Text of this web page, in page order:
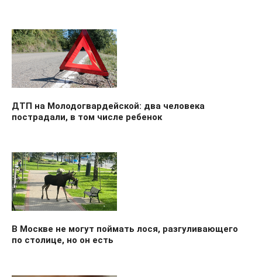
ДТП на Молодогвардейской: два человека
пострадали, в том числе ребенок
В Москве не могут поймать лося, разгуливающего
по столице, но он есть